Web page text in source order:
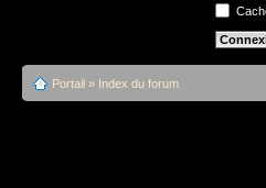
Portail » Index du forum